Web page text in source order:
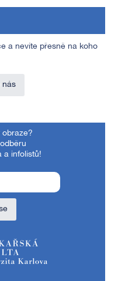
a nevíte přesně na koho
nás
obraze?
a infolistů!